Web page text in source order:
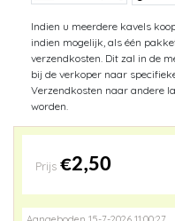
Indien u meerdere kavels
indien mogelijk, als één
verzendkosten. Dit zal in de
bij de verkoper naar
Verzendkosten naar andere
worden.
Prijs €2,50